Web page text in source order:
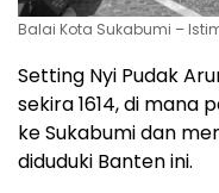
Balai Kota Sukabumi –
Setting Nyi Pudak
sekira 1614, di mana
ke Sukabumi dan
diduduki Banten ini.